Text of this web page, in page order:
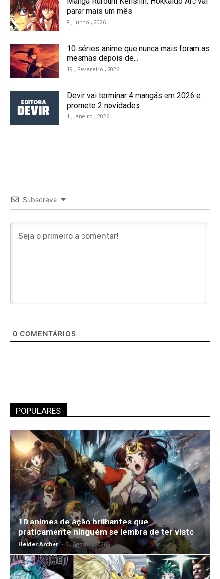
parar mais um mês
8 , Junho , 2026
10 séries anime que nunca mais foram as
mesmas depois de...
19 , Fevereiro , 2026
Devir vai terminar 4 mangás em 2026 e
promete 2 novidades
1 , Janeiro , 2026
Subscreve
0 COMENTÁRIOS
POPULARES
10 animes de ação brilhantes que
praticamente ninguém se lembra de ter visto
Helder Archer - 5 , Agosto , 2026